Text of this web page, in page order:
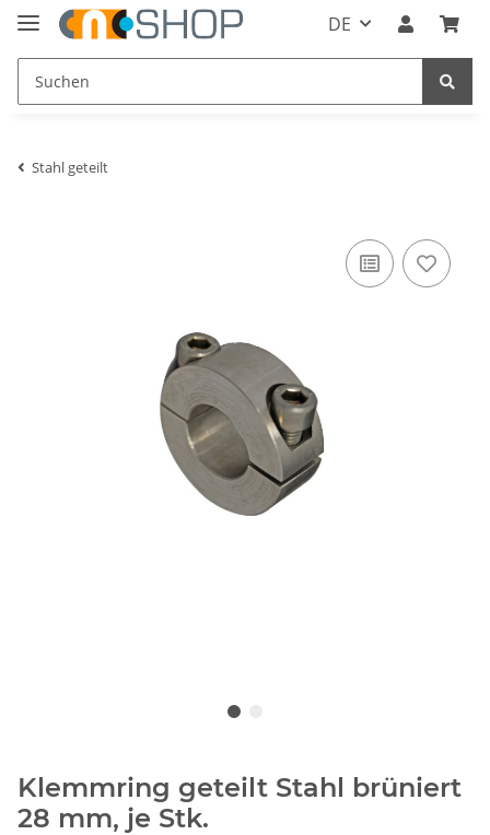
DE
Stahl geteilt
Klemmring geteilt Stahl brüniert
28 mm, je Stk.